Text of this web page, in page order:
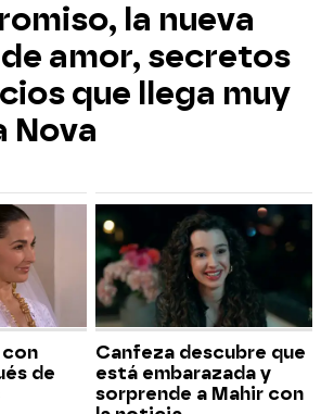
la nueva
amor, secretos
que llega muy
Nova
con
de
Canfeza descubre que
está embarazada y
sorprende a Mahir con